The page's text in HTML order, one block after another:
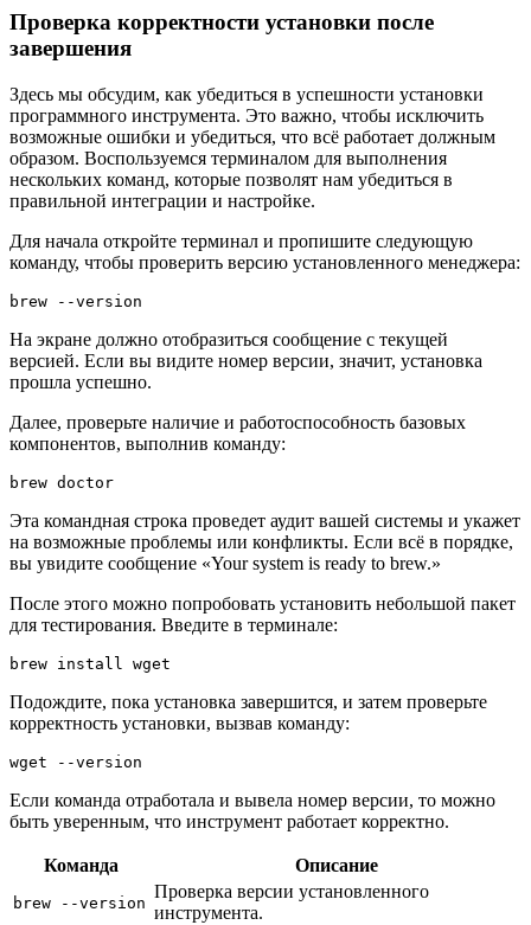
Проверка корректности установки после
завершения
Здесь мы обсудим, как убедиться в успешности установки
программного инструмента. Это важно, чтобы исключить
возможные ошибки и убедиться, что всё работает должным
образом. Воспользуемся терминалом для выполнения
нескольких команд, которые позволят нам убедиться в
правильной интеграции и настройке.
Для начала откройте терминал и пропишите следующую
команду, чтобы проверить версию установленного менеджера:
brew --version
На экране должно отобразиться сообщение с текущей
версией. Если вы видите номер версии, значит, установка
прошла успешно.
Далее, проверьте наличие и работоспособность базовых
компонентов, выполнив команду:
brew doctor
Эта командная строка проведет аудит вашей системы и укажет
на возможные проблемы или конфликты. Если всё в порядке,
вы увидите сообщение «Your system is ready to brew.»
После этого можно попробовать установить небольшой пакет
для тестирования. Введите в терминале:
brew install wget
Подождите, пока установка завершится, и затем проверьте
корректность установки, вызвав команду:
wget --version
Если команда отработала и вывела номер версии, то можно
быть уверенным, что инструмент работает корректно.
Команда Описание
brew --version
Проверка версии установленного
инструмента.